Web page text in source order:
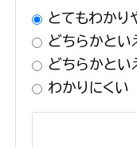
とてもわかり
どちらかとい
どちらかとい
わかりにくい